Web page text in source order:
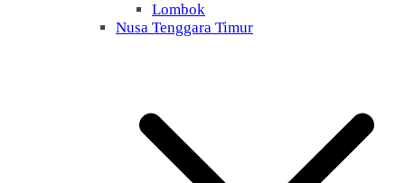
Lombok
Nusa Tenggara Timur